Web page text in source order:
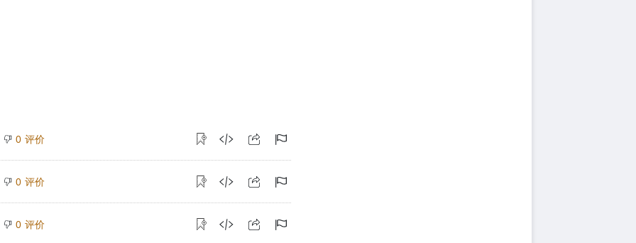
0 评价
0 评价
0 评价